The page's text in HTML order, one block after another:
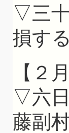
▽三
損す
【２
▽六
藤副